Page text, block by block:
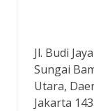
Jl. Budi
Sungai
Utara,
Jakarta